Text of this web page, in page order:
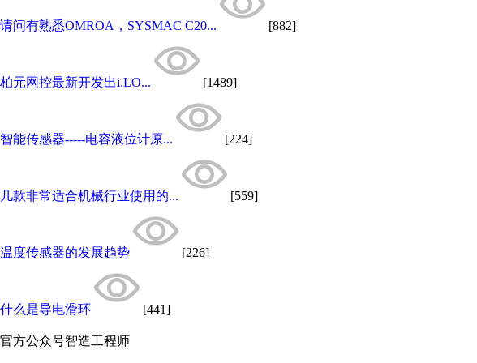
请问有熟悉OMROA，SYSMAC C20... [882]
柏元网控最新开发出i.LO... [1489]
智能传感器-----电容液位计原... [224]
几款非常适合机械行业使用的... [559]
温度传感器的发展趋势 [226]
什么是导电滑环 [441]
官方公众号智造工程师